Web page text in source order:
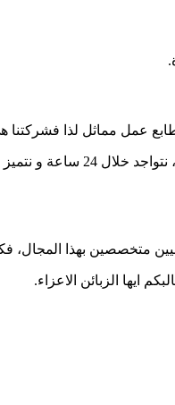
عمل مماثل لذا
بامكانك استدعاء خبير بمثل هذه
متخصصين بهذا
ايها الزبائن الاعزاء.